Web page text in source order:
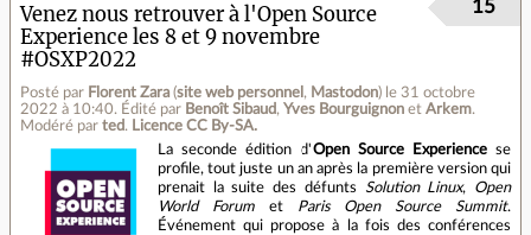
Venez nous retrouver à l'Open Source
Experience les 8 et 9 novembre
#OSXP2022
Posté par Florent Zara (site web personnel , Mastodon) le 31 octobre
2022 à 10:40. Édité par Benoît Sibaud, Yves Bourguignon et Arkem.
Modéré par ted. Licence CC By‑SA.
15
La seconde édition d'Open Source Experiencese
profile, tout juste un an après la première version qui
prenait la suite des défunts
Solution Linux, Open
World Forumet Paris Open Source Summit.
Événement qui propose à la fois des conférences